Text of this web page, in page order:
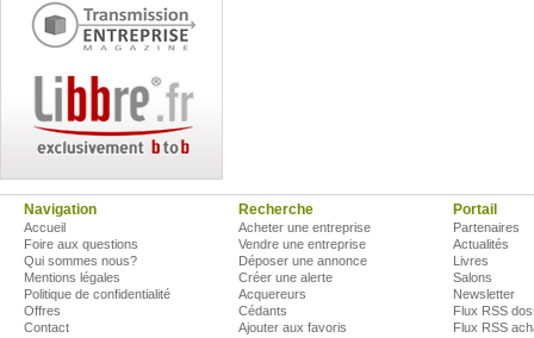
Navigation
Accueil
Foire aux questions
Qui sommes nous?
Mentions légales
Politique de confidentialité
Offres
Contact
Recherche
Acheter une entreprise
Vendre une entreprise
Déposer une annonce
Créer une alerte
Acquereurs
Cédants
Ajouter aux favoris
Portail
Partenaires
Actualités
Livres
Salons
Newsletter
Flux RSS
Flux RSS